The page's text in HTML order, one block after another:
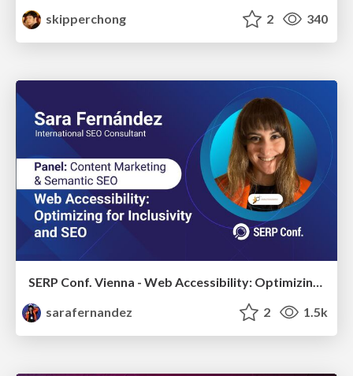
skipperchong
2 340
SERP Conf. Vienna - Web Accessibility: Optimizing for Inclusivity and SEO
sarafernandez
2 1.5k